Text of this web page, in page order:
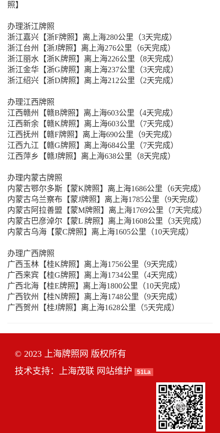
照】
办理浙江牌照
浙江嘉兴【浙F牌照】离上海280公里（3天完成）
浙江台州【浙J牌照】离上海276公里（6天完成）
浙江丽水【浙K牌照】离上海226公里（8天完成）
浙江金华【浙G牌照】离上海237公里（3天完成）
浙江绍兴【浙D牌照】离上海212公里（2天完成）
办理江西牌照
江西赣州【赣B牌照】离上海603公里（4天完成）
江西新余【赣K牌照】离上海603公里（7天完成）
江西抚州【赣F牌照】离上海690公里（9天完成）
江西九江【赣G牌照】离上海684公里（7天完成）
江西萍乡【赣J牌照】离上海638公里（8天完成）
办理内蒙古牌照
内蒙古鄂尔多斯【蒙K牌照】离上海1686公里（6天完成）
内蒙古乌兰察布【蒙J牌照】离上海1785公里（9天完成）
内蒙古阿拉善盟【蒙M牌照】离上海1769公里（7天完成）
内蒙古巴彦淖尔【蒙L 牌照】离上海1608公里（3天完成）
内蒙古乌海【蒙C牌照】离上海1605公里（10天完成）
办理广西牌照
广西玉林【桂K牌照】离上海1756公里（9天完成）
广西来宾【桂G牌照】离上海1734公里（4天完成）
广西北海【桂E牌照】离上海1800公里（10天完成）
广西钦州【桂N牌照】离上海1748公里（9天完成）
广西贺州【桂J牌照】离上海1628公里（5天完成）
© 2023 上海牌照网 版权所有
技术支持： 上海茂联 网站维护 51La